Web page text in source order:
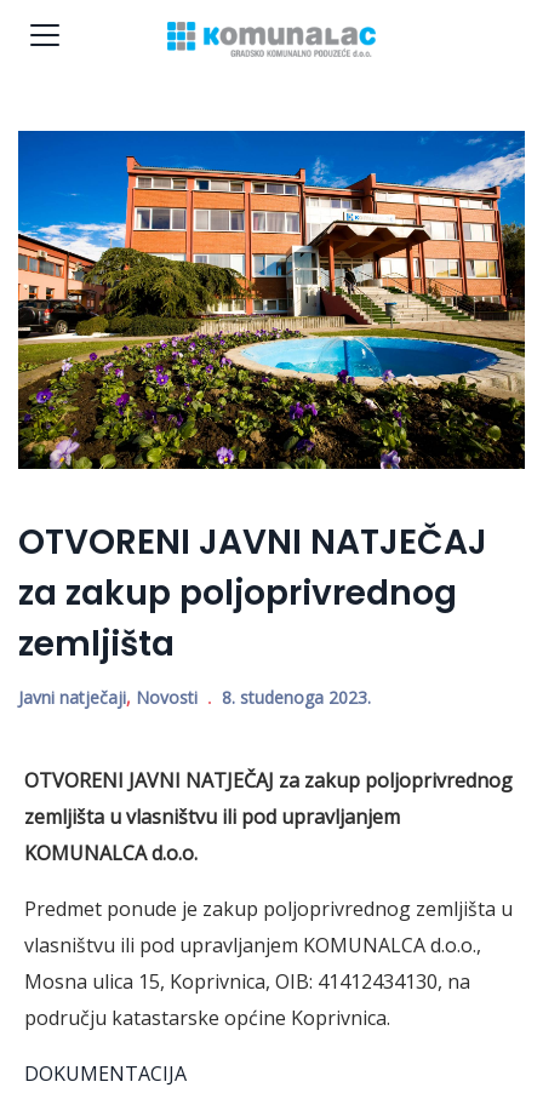
OTVORENI JAVNI NATJEČAJ
za zakup poljoprivrednog
zemljišta
Javni natječaji, Novosti 8. studenoga 2023.
OTVORENI JAVNI NATJEČAJ za zakup poljoprivrednog
zemljišta u vlasništvu ili pod upravljanjem
KOMUNALCA d.o.o.
Predmet ponude je zakup poljoprivrednog zemljišta u
vlasništvu ili pod upravljanjem KOMUNALCA d.o.o.,
Mosna ulica 15, Koprivnica, OIB: 41412434130, na
području katastarske općine Koprivnica.
DOKUMENTACIJA